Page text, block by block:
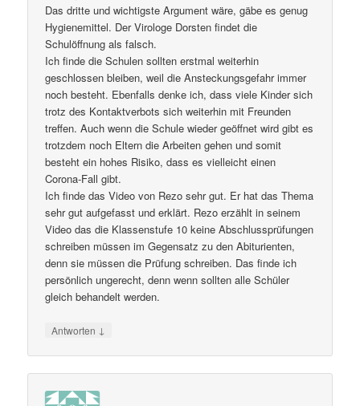
Das dritte und wichtigste Argument wäre, gäbe es genug
Hygienemittel. Der Virologe Dorsten findet die
Schulöffnung als falsch.
Ich finde die Schulen sollten erstmal weiterhin
geschlossen bleiben, weil die Ansteckungsgefahr immer
noch besteht. Ebenfalls denke ich, dass viele Kinder sich
trotz des Kontaktverbots sich weiterhin mit Freunden
treffen. Auch wenn die Schule wieder geöffnet wird gibt es
trotzdem noch Eltern die Arbeiten gehen und somit
besteht ein hohes Risiko, dass es vielleicht einen
Corona-Fall gibt.
Ich finde das Video von Rezo sehr gut. Er hat das Thema
sehr gut aufgefasst und erklärt. Rezo erzählt in seinem
Video das die Klassenstufe 10 keine Abschlussprüfungen
schreiben müssen im Gegensatz zu den Abiturienten,
denn sie müssen die Prüfung schreiben. Das finde ich
persönlich ungerecht, denn wenn sollten alle Schüler
gleich behandelt werden.
Antworten ↓